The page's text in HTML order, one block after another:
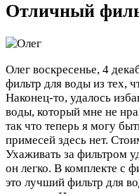
Отличный
Олег воскресенье, 4
фильтр для воды из тех,
Наконец-то, удалось
воды, который мне не
так что теперь я могу
примесей здесь нет.
Ухаживать за фильтром
он легко. В комплекте с
это лучший фильтр для